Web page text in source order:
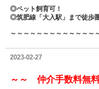
◎ペット飼育可！
◎筑肥線「大入駅」まで徒歩
～～～～～～～～～～～～～
2023-02-27
～～ 仲介手数料無